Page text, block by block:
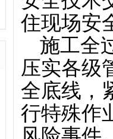
住现场安
施工全
压实各级
全底线，
行特殊作